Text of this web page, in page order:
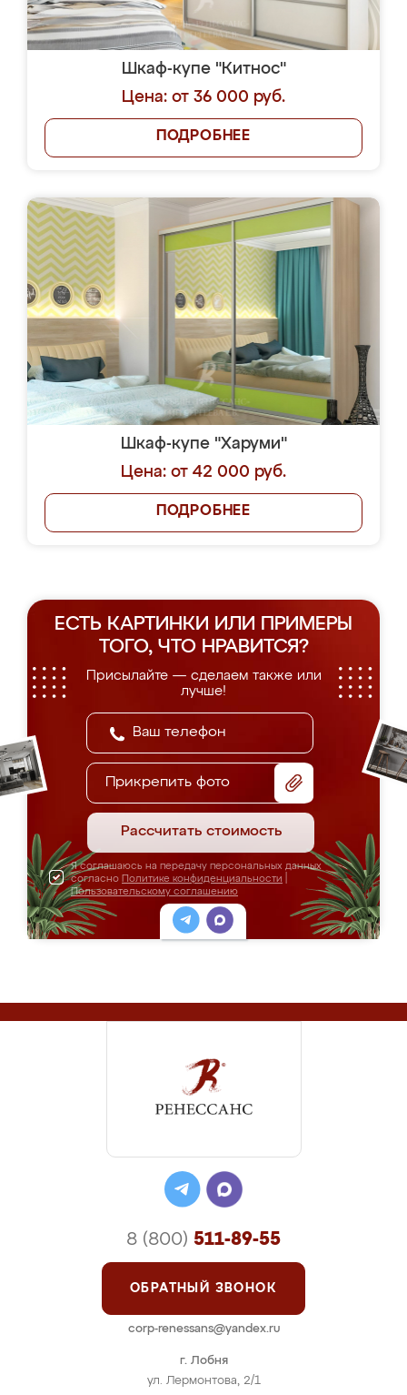
Шкаф-купе "Китнос"
Цена: от 36 000 руб.
ПОДРОБНЕЕ
Шкаф-купе "Харуми"
Цена: от 42 000 руб.
ПОДРОБНЕЕ
ЕСТЬ КАРТИНКИ ИЛИ ПРИМЕРЫ
ТОГО, ЧТО НРАВИТСЯ?
Присылайте — сделаем также или
лучше!
Прикрепить фото
Рассчитать стоимость
Я соглашаюсь на передачу персональных данных
согласно Политике конфиденциальности
Пользовательскому соглашению
г. Лобня
ул. Лермонтова, 2/1
8 (800) 511-89-55
ОБРАТНЫЙ ЗВОНОК
corp-renessans@yandex.ru